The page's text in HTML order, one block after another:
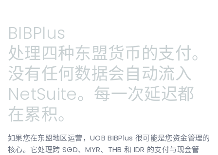
BIBPlus
处理四种东盟货币的支付。
没有任何数据会自动流入
NetSuite。每一次延迟都
在累积。
如果您在东盟地区运营，UOB BIBPlus 很可能是您资金管理的
核心。它处理跨 SGD、MYR、THB 和 IDR 的支付与现金管